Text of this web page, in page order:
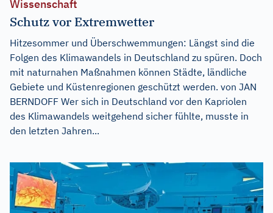
Wissenschaft
Schutz vor Extremwetter
Hitzesommer und Überschwemmungen: Längst sind die
Folgen des Klimawandels in Deutschland zu spüren. Doch
mit naturnahen Maßnahmen können Städte, ländliche
Gebiete und Küstenregionen geschützt werden. von JAN
BERNDOFF Wer sich in Deutschland vor den Kapriolen
des Klimawandels weitgehend sicher fühlte, musste in
den letzten Jahren...